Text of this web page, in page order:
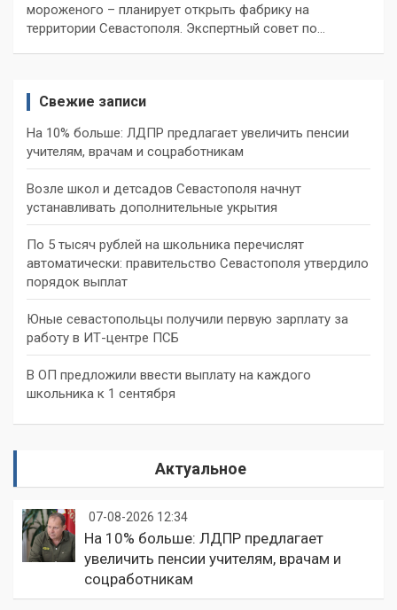
мороженого – планирует открыть фабрику на
территории Севастополя. Экспертный совет по…
Свежие записи
На 10% больше: ЛДПР предлагает увеличить пенсии
учителям, врачам и соцработникам
Возле школ и детсадов Севастополя начнут
устанавливать дополнительные укрытия
По 5 тысяч рублей на школьника перечислят
автоматически: правительство Севастополя утвердило
порядок выплат
Юные севастопольцы получили первую зарплату за
работу в ИТ-центре ПСБ
В ОП предложили ввести выплату на каждого
школьника к 1 сентября
Актуальное
07-08-2026 12:34
На 10% больше: ЛДПР предлагает
увеличить пенсии учителям, врачам и
соцработникам